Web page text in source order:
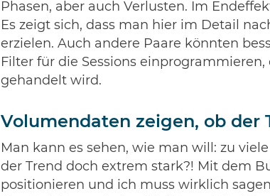
Phasen, aber auch Verlusten. Im
Es zeigt sich, dass man hier im Detail
erzielen. Auch andere Paare könnten
Filter für die Sessions
gehandelt wird.
Volumendaten zeigen, ob der
Man kann es sehen, wie man will: zu
der Trend doch extrem stark?! Mit dem
positionieren und ich muss wirklich